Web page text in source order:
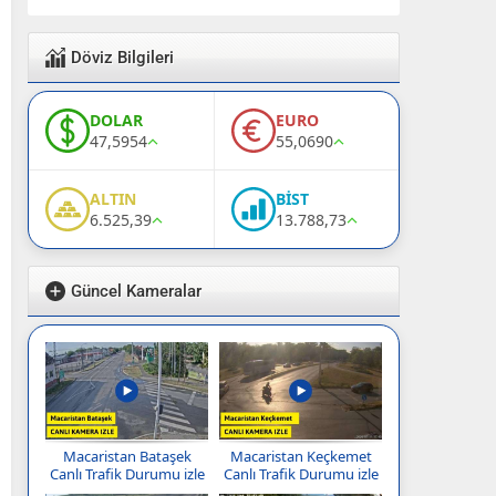
Döviz Bilgileri
DOLAR
47,5954
EURO
55,0690
ALTIN
6.525,39
BİST
13.788,73
Güncel Kameralar
Macaristan Bataşek
Canlı Trafik Durumu izle
Macaristan Keçkemet
Canlı Trafik Durumu izle